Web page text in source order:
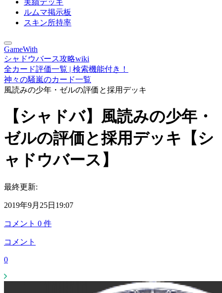
実績デッキ
ルムマ掲示板
スキン所持率
GameWith
シャドウバース攻略wiki
全カード評価一覧 | 検索機能付き！
神々の騒嵐のカード一覧
風読みの少年・ゼルの評価と採用デッキ
【シャドバ】風読みの少年・
ゼルの評価と採用デッキ【シ
ャドウバース】
最終更新:
2019年9月25日19:07
コメント 0 件
コメント
0